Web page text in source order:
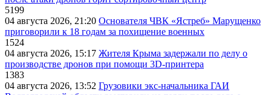
5199
04 августа 2026, 21:20 Основателя ЧВК «Ястреб» Марущенко
приговорили к 18 годам за похищение военных
1524
04 августа 2026, 15:17 Жителя Крыма задержали по делу о
производстве дронов при помощи 3D‑принтера
1383
04 августа 2026, 13:52 Грузовики экс-начальника ГАИ